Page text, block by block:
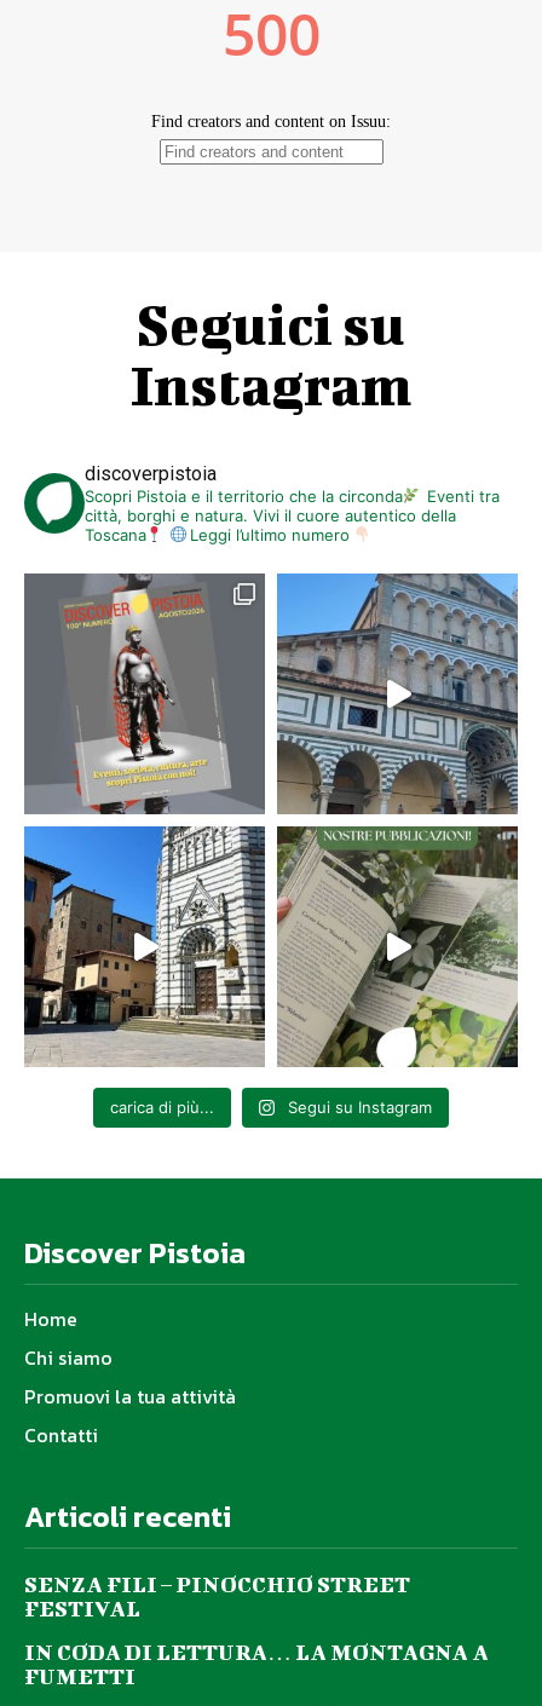
Seguici su
Instagram
discoverpistoia
Scopri Pistoia e il territorio che la circonda
Eventi tra
città, borghi e natura. Vivi il cuore autentico della
Toscana
Leggi l’ultimo numero
carica di più... Segui su Instagram
Discover Pistoia
Home
Chi siamo
Promuovi la tua attività
Contatti
Articoli recenti
SENZA FILI – PINOCCHIO STREET
FESTIVAL
IN CODA DI LETTURA… LA MONTAGNA A
FUMETTI